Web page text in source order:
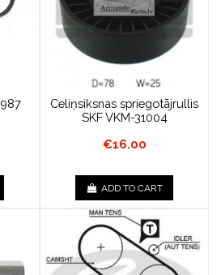
Celiņsiksnas spriegotājrullis
SKF VKM-31004
€16.00
ADD TO CART